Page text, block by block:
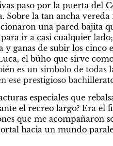
paso por la puerta del
Sobre la tan ancha
una pared bajita
ir a casi cualquier
y ganas de subir los cinco
el búho que sirve
es un símbolo de todas
ese prestigioso bachill
especiales que
el recreo largo? Era el
que me acompañaron
hacia un mundo